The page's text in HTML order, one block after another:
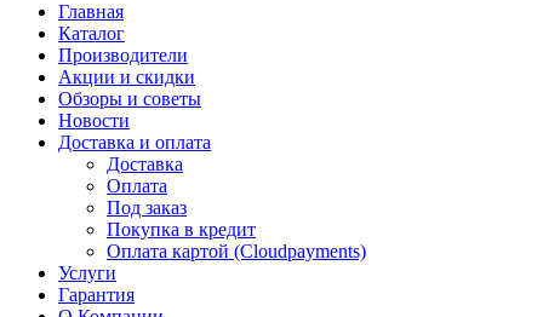
Главная
Каталог
Производители
Акции и скидки
Обзоры и советы
Новости
Доставка и оплата
Доставка
Оплата
Под заказ
Покупка в кредит
Оплата картой (Cloudpayments)
Услуги
Гарантия